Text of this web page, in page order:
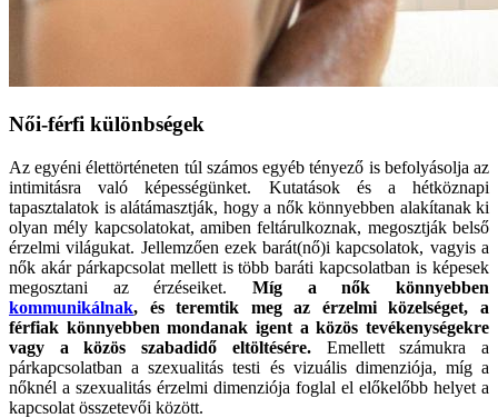
Női-férfi különbségek
Az egyéni élettörténeten túl számos egyéb tényező is befolyásolja az
intimitásra való képességünket. Kutatások és a hétköznapi
tapasztalatok is alátámasztják, hogy a nők könnyebben alakítanak ki
olyan mély kapcsolatokat, amiben feltárulkoznak, megosztják belső
érzelmi világukat. Jellemzően ezek barát(nő)i kapcsolatok, vagyis a
nők akár párkapcsolat mellett is több baráti kapcsolatban is képesek
megosztani az érzéseiket. Míg a nők könnyebben
kommunikálnak, és teremtik meg az érzelmi közelséget, a
férfiak könnyebben mondanak igent a közös tevékenységekre
vagy a közös szabadidő eltöltésére.Emellett számukra a
párkapcsolatban a szexualitás testi és vizuális dimenziója, míg a
nőknél a szexualitás érzelmi dimenziója foglal el előkelőbb helyet a
kapcsolat összetevői között.